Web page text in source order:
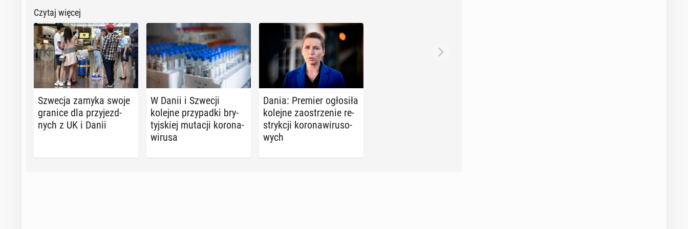
Czytaj więcej
Szwecja zamyka swoje
granice dla przy­jezd­
nych z UK i Danii
W Danii i Szwecji
kolejne przy­pad­ki bry­
tyj­skiej mutacji ko­ro­na­
wi­ru­sa
Dania: Premier ogło­si­ła
kolejne za­ostrze­nie re­
stryk­cji ko­ro­na­wi­ru­so­
wych